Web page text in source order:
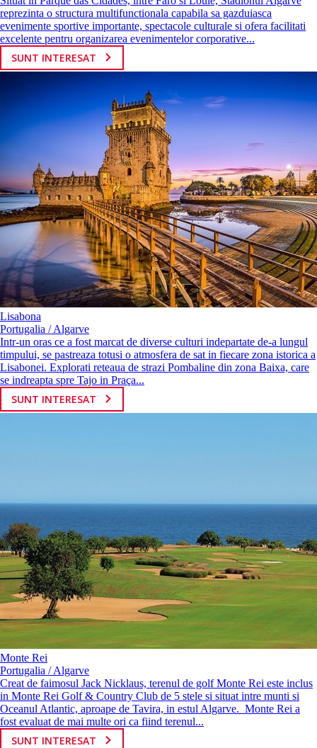
reprezinta o structura multifunctionala capabila sa gazduiasca
evenimente sportive importante, spectacole culturale si ofera facilitati
excelente pentru organizarea evenimentelor corporative...
SUNT INTERESAT
Lisabona
Portugalia / Algarve
Intr-un oras ce a fost marcat de diverse culturi indepartate de-a lungul
timpului, se pastreaza totusi o atmosfera de sat in fiecare zona istorica a
Lisabonei. Explorati reteaua de strazi Pombaline din zona Baixa, care
se indreapta spre Tajo in Praça...
SUNT INTERESAT
Monte Rei
Portugalia / Algarve
Creat de faimosul Jack Nicklaus, terenul de golf Monte Rei este inclus
in Monte Rei Golf & Country Club de 5 stele si situat intre munti si
Oceanul Atlantic, aproape de Tavira, in estul Algarve. Monte Rei a
fost evaluat de mai multe ori ca fiind terenul...
SUNT INTERESAT